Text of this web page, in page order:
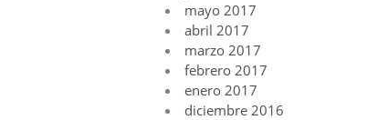
mayo 2017
abril 2017
marzo 2017
febrero 2017
enero 2017
diciembre 2016